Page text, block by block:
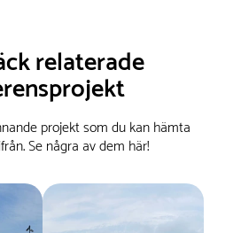
relaterade
projekt som du kan hämta
Se några av dem här!